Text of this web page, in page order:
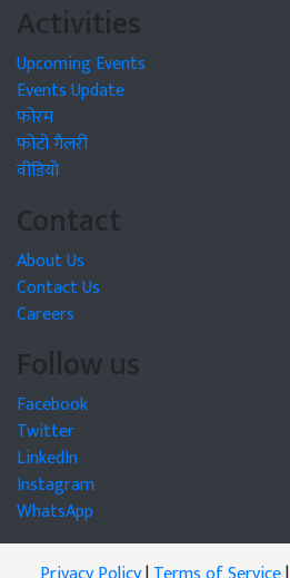
Activities
Upcoming Events
Events Update
फोरम
फोटो गैलरी
वीडियो
Contact
About Us
Contact Us
Careers
Follow us
Facebook
Twitter
LinkedIn
Instagram
WhatsApp